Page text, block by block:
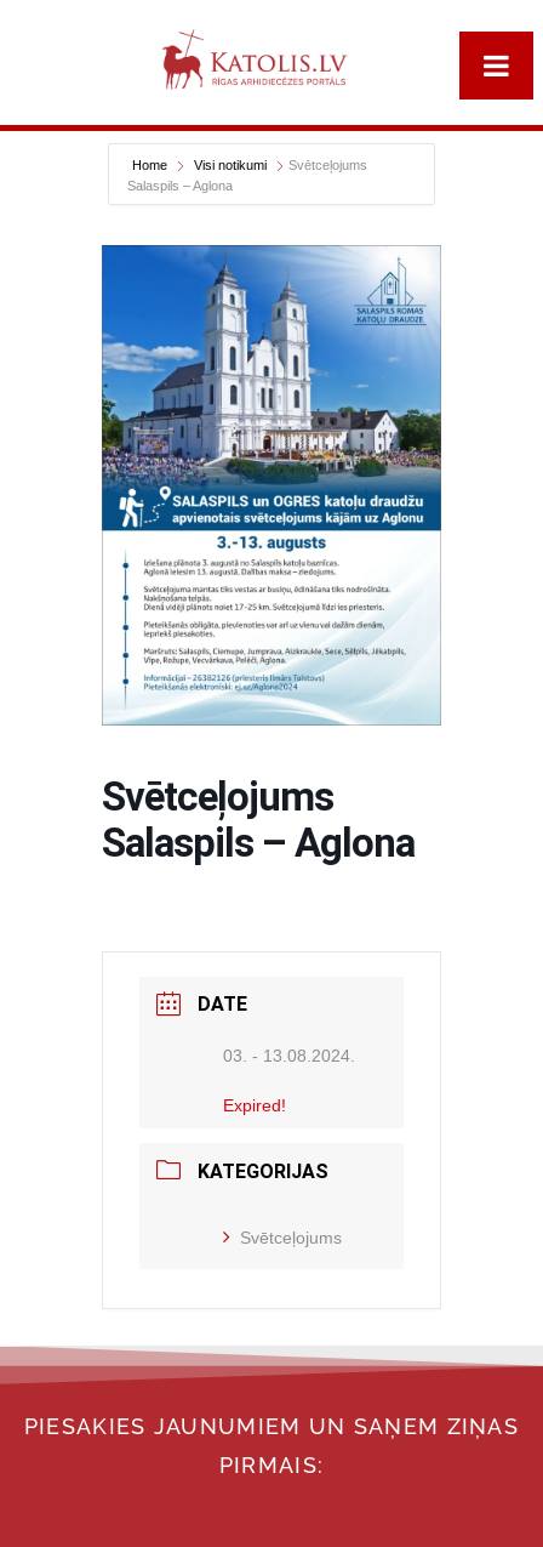
Home Visi notikumi
Svētceļojums
Salaspils – Aglona
Svētceļojums
Salaspils – Aglona
DATE
03. - 13.08.2024.
Expired!
KATEGORIJAS
Svētceļojums
PIESAKIES JAUNUMIEM UN SAŅEM ZIŅAS
PIRMAIS: